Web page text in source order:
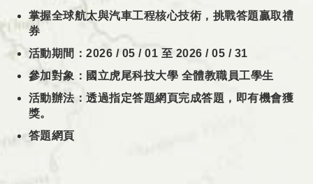
掌握全球航太與汽車工程核心技術，挑戰答題贏取禮
券
活動期間：2026 / 05 / 01 至 2026 / 05 / 31
參加對象：國立虎尾科技大學 全體教職員工學生
活動辦法：透過指定答題網頁完成答題，即有機會獲
獎。
答題網頁